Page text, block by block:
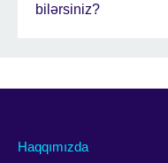
bilərsiniz?
Haqqımızda